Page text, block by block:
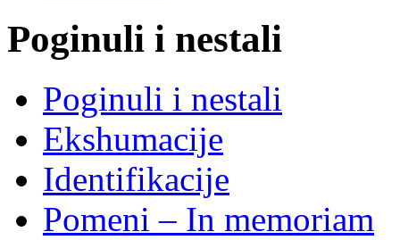
Poginuli i nestali
Poginuli i nestali
Ekshumacije
Identifikacije
Pomeni – In memoriam